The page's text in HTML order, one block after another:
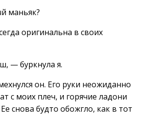
маньяк?
оригинальна в своих
— буркнула я.
он. Его руки неожиданно
с моих плеч, и горячие ладони
снова будто обожгло, как в тот